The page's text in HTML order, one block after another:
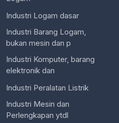
Industri Logam dasar
Industri Barang Logam,
bukan mesin dan p
Industri Komputer, barang
elektronik dan
Industri Peralatan Listrik
Industri Mesin dan
Perlengkapan ytdl